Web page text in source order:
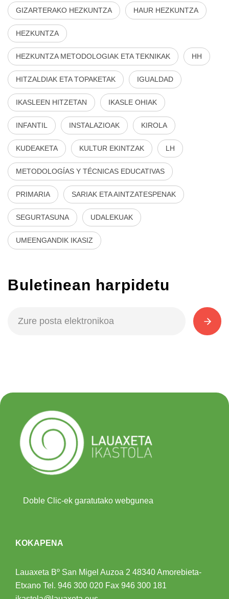
GIZARTERAKO HEZKUNTZA HAUR HEZKUNTZA
HEZKUNTZA
HEZKUNTZA METODOLOGIAK ETA TEKNIKAK HH
HITZALDIAK ETA TOPAKETAK IGUALDAD
IKASLEEN HITZETAN IKASLE OHIAK
INFANTIL INSTALAZIOAK KIROLA
KUDEAKETA KULTUR EKINTZAK LH
METODOLOGÍAS Y TÉCNICAS EDUCATIVAS
PRIMARIA SARIAK ETA AINTZATESPENAK
SEGURTASUNA UDALEKUAK
UMEENGANDIK IKASIZ
Buletinean harpidetu
Doble Clic-ek garatutako webgunea
KOKAPENA
Lauaxeta Bº San Migel Auzoa 2 48340 Amorebieta-
Etxano Tel. 946 300 020 Fax 946 300 181